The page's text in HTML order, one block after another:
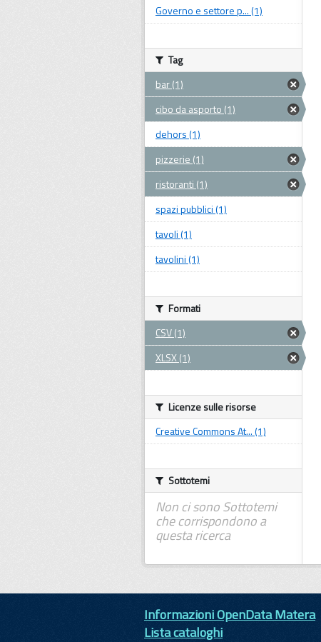
Governo e settore p... (1)
Tag
bar (1)
cibo da asporto (1)
dehors (1)
pizzerie (1)
ristoranti (1)
spazi pubblici (1)
tavoli (1)
tavolini (1)
Formati
CSV (1)
XLSX (1)
Licenze sulle risorse
Creative Commons At... (1)
Sottotemi
Non ci sono Sottotemi
che corrispondono a
questa ricerca
Informazioni OpenData Matera
Lista cataloghi